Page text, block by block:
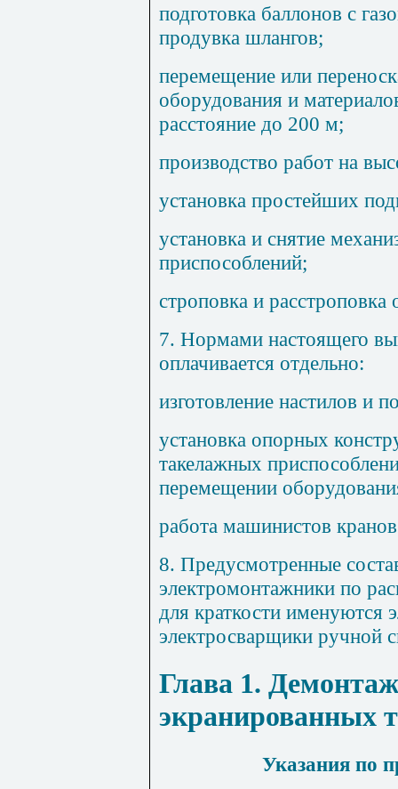
подготовка баллонов с
продувка шлангов;
перемещение или
оборудования и
расстояние до 200 м;
производство работ на
установка простейших
установка и снятие
приспособлений;
строповка и расстроповка
7. Нормами настоящего
оплачивается отдельно:
изготовление настилов и
установка опорных
такелажных
перемещении
работа машинистов
8. Предусмотренные
электромонтажники по
для краткости именуются
электросварщики ручной
Глава 1.
экранированных
Указания по